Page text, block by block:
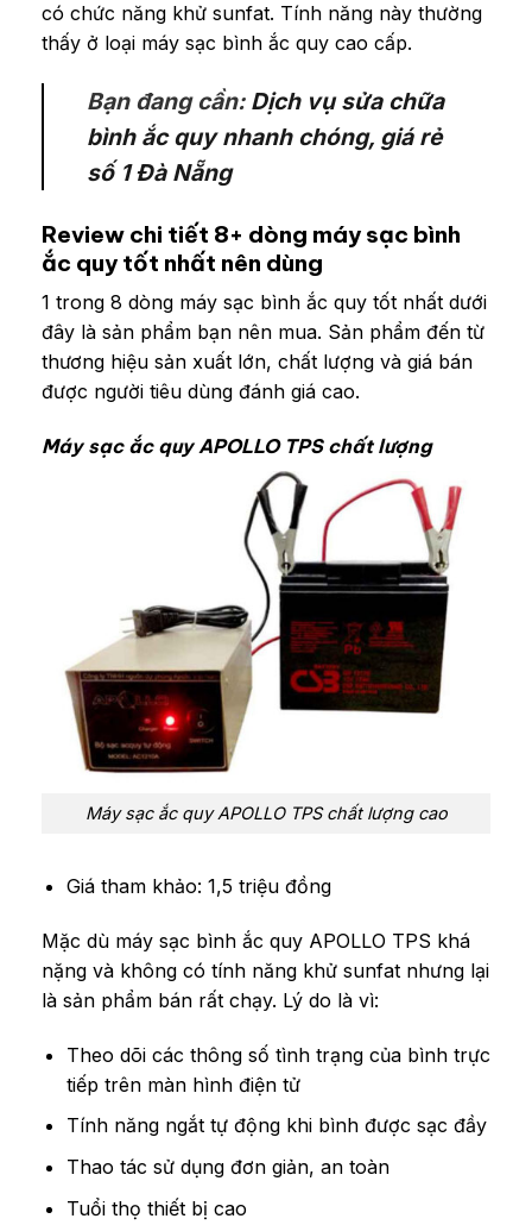
có chức năng khử sunfat. Tính năng này thường
thấy ở loại máy sạc bình ắc quy cao cấp.
Bạn đang cần: Dịch vụ sửa chữa
bình ắc quy nhanh chóng, giá rẻ
số 1 Đà Nẵng
Review chi tiết 8+ dòng máy sạc bình
ắc quy tốt nhất nên dùng
1 trong 8 dòng máy sạc bình ắc quy tốt nhất dưới
đây là sản phẩm bạn nên mua. Sản phẩm đến từ
thương hiệu sản xuất lớn, chất lượng và giá bán
được người tiêu dùng đánh giá cao.
Máy sạc ắc quy APOLLO TPS chất lượng
Máy sạc ắc quy APOLLO TPS chất lượng cao
Giá tham khảo: 1,5 triệu đồng
Mặc dù máy sạc bình ắc quy APOLLO TPS khá
nặng và không có tính năng khử sunfat nhưng lại
là sản phẩm bán rất chạy. Lý do là vì:
Theo dõi các thông số tình trạng của bình trực
tiếp trên màn hình điện tử
Tính năng ngắt tự động khi bình được sạc đầy
Thao tác sử dụng đơn giản, an toàn
Tuổi thọ thiết bị cao